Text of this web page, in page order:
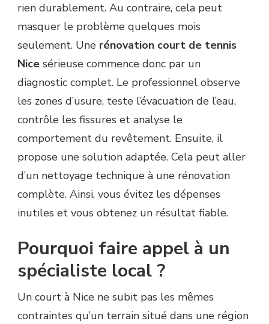
rien durablement. Au contraire, cela peut
masquer le problème quelques mois
seulement. Une rénovation court de tennis
Nice sérieuse commence donc par un
diagnostic complet. Le professionnel observe
les zones d’usure, teste l’évacuation de l’eau,
contrôle les fissures et analyse le
comportement du revêtement. Ensuite, il
propose une solution adaptée. Cela peut aller
d’un nettoyage technique à une rénovation
complète. Ainsi, vous évitez les dépenses
inutiles et vous obtenez un résultat fiable.
Pourquoi faire appel à un
spécialiste local ?
Un court à Nice ne subit pas les mêmes
contraintes qu’un terrain situé dans une région